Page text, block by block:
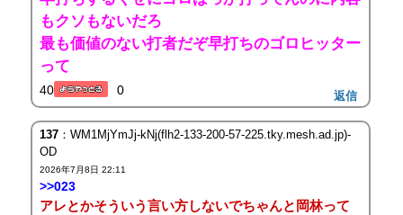
もクソもないだろ
最も価値のない打者だぞ早打ちのゴロヒッター
って
40 0 返信
137：WM1MjYmJj-kNj(flh2-133-200-57-225.tky.mesh.ad.jp)-
OD
2026年7月8日 22:11
>>023
アレとかそういう言い方しないでちゃんと岡林って